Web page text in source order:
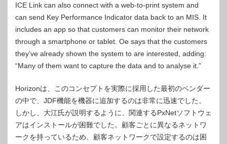
ICE Link can also connect with a web-to-print system and
can send Key Performance Indicator data back to an MIS. It
includes an app so that customers can monitor their network
through a smartphone or tablet. Oe says that the customers
they’ve already shown the system to are interested, adding:
“Many of them want to capture the data and to analyse it.”
Horizo​​nは、このコンセプトを実際に採用した最初のベンダー
の中で、JDF機能を機器に追加するのは非常に迅速でした。
しかし、大江氏が説明するように、関連するPxNetソフトウェ
アはインストールが困難でした。顧客ごとに異なるネットワ
ークを持っているため、顧客ネットワークで設定するのは困